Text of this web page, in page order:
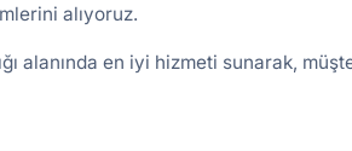
alıyoruz.
alanında en iyi hizmeti sunarak,